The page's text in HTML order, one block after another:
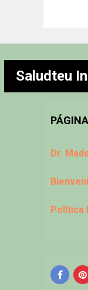
Saludteu
PÁGINA
Dr.
Política